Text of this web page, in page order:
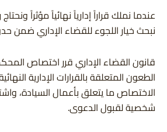
عندما نملك قراراً إدارياً نهائياً مؤثراً
نبحث خيار اللجوء للقضاء الإداري ضمن
قانون القضاء الإداري قرر اختصاص
الطعون المتعلقة بالقرارات الإدارية
الاختصاص ما يتعلق بأعمال السيادة،
شخصية لقبول الدعوى.